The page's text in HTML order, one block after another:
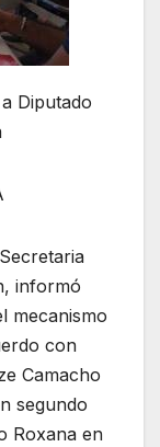
Diputado
informó
mecanismo
con
Camacho
segundo
Roxana en